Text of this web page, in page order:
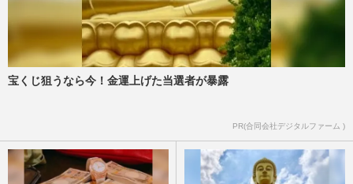
宝くじ狙うなら今！金運上げた当選者が暴露
PR(合同会社デジタルファーム )